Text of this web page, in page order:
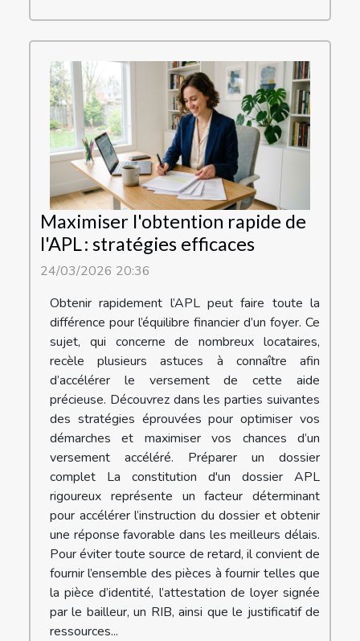
Maximiser l'obtention rapide de
l'APL : stratégies efficaces
24/03/2026 20:36
Obtenir rapidement l’APL peut faire toute la
différence pour l’équilibre financier d’un foyer. Ce
sujet, qui concerne de nombreux locataires,
recèle plusieurs astuces à connaître afin
d’accélérer le versement de cette aide
précieuse. Découvrez dans les parties suivantes
des stratégies éprouvées pour optimiser vos
démarches et maximiser vos chances d’un
versement accéléré. Préparer un dossier
complet La constitution d'un dossier APL
rigoureux représente un facteur déterminant
pour accélérer l’instruction du dossier et obtenir
une réponse favorable dans les meilleurs délais.
Pour éviter toute source de retard, il convient de
fournir l’ensemble des pièces à fournir telles que
la pièce d’identité, l’attestation de loyer signée
par le bailleur, un RIB, ainsi que le justificatif de
ressources...